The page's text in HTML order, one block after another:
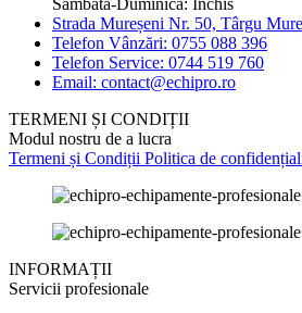
Sâmbătă-Duminică: Închis
Strada Mureșeni Nr. 50, Târgu
Telefon Vânzări: 0755 088 396
Telefon Service: 0744 519 760
Email: contact@echipro.ro
TERMENI ȘI CONDIȚII
Modul nostru de a lucra
Termeni și Condiții Politica de
INFORMAȚII
Servicii profesionale